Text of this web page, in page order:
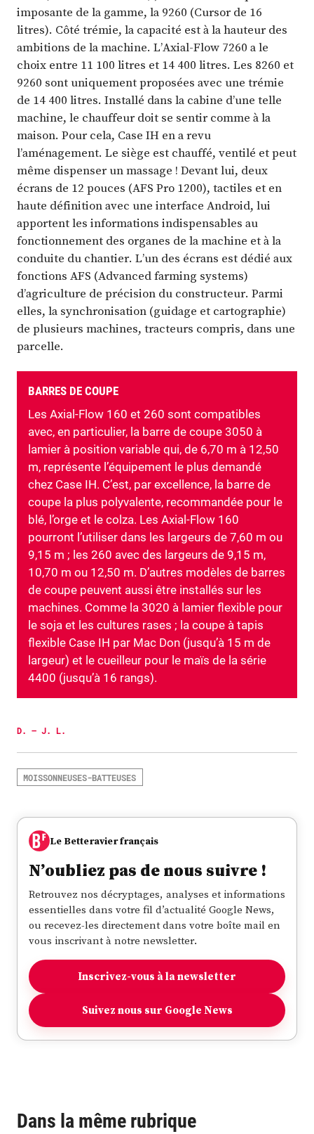
imposante de la gamme, la 9260 (Cursor de 16
litres). Côté trémie, la capacité est à la hauteur des
ambitions de la machine. L’Axial-Flow 7260 a le
choix entre 11 100 litres et 14 400 litres. Les 8260 et
9260 sont uniquement proposées avec une trémie
de 14 400 litres. Installé dans la cabine d’une telle
machine, le chauffeur doit se sentir comme à la
maison. Pour cela, Case IH en a revu
l’aménagement. Le siège est chauffé, ventilé et peut
même dispenser un massage ! Devant lui, deux
écrans de 12 pouces (AFS Pro 1200), tactiles et en
haute définition avec une interface Android, lui
apportent les informations indispensables au
fonctionnement des organes de la machine et à la
conduite du chantier. L’un des écrans est dédié aux
fonctions AFS (Advanced farming systems)
d’agriculture de précision du constructeur. Parmi
elles, la synchronisation (guidage et cartographie)
de plusieurs machines, tracteurs compris, dans une
parcelle.
BARRES DE COUPE
Les Axial-Flow 160 et 260 sont compatibles
avec, en particulier, la barre de coupe 3050 à
lamier à position variable qui, de 6,70 m à 12,50
m, représente l’équipement le plus demandé
chez Case IH. C’est, par excellence, la barre de
coupe la plus polyvalente, recommandée pour le
blé, l’orge et le colza. Les Axial-Flow 160
pourront l’utiliser dans les largeurs de 7,60 m ou
9,15 m ; les 260 avec des largeurs de 9,15 m,
10,70 m ou 12,50 m. D’autres modèles de barres
de coupe peuvent aussi être installés sur les
machines. Comme la 3020 à lamier flexible pour
le soja et les cultures rases ; la coupe à tapis
flexible Case IH par Mac Don (jusqu’à 15 m de
largeur) et le cueilleur pour le maïs de la série
4400 (jusqu’à 16 rangs).
D. – J. L.
MOISSONNEUSES-BATTEUSES
Le Betteravier français
N’oubliez pas de nous suivre !
Retrouvez nos décryptages, analyses et informations
essentielles dans votre fil d’actualité Google News,
ou recevez-les directement dans votre boîte mail en
vous inscrivant à notre newsletter.
Inscrivez-vous à la newsletter
Suivez nous sur Google News
Dans la même rubrique